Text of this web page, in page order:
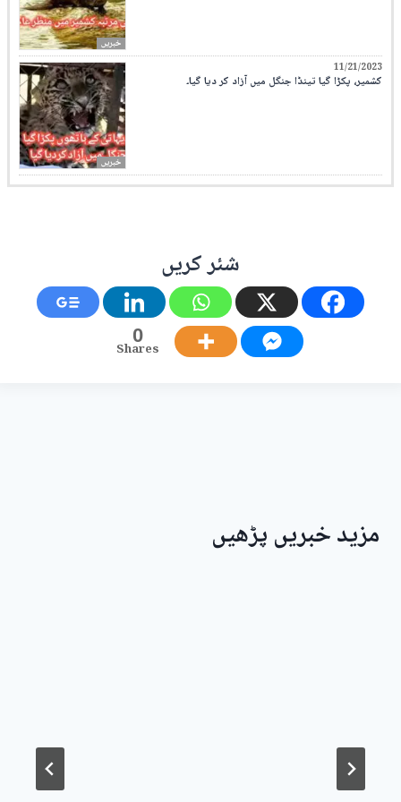
خبریں
خبریں
11/21/2023
کشمیر، پکڑا گیا تینڈا جنگل میں آزاد کر دیا گیا۔
شئر کریں
0
Shares
مزید خبریں پڑھیں